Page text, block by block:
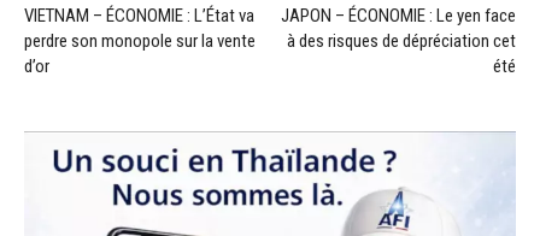
VIETNAM – ÉCONOMIE : L’État va
perdre son monopole sur la vente
d’or
JAPON – ÉCONOMIE : Le yen face
à des risques de dépréciation cet
été